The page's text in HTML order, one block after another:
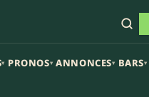
▾ PRONOS▾ ANNONCES▾ BARS▾